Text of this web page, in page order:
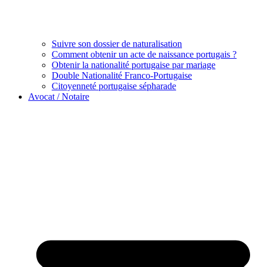
Suivre son dossier de naturalisation
Comment obtenir un acte de naissance portugais ?
Obtenir la nationalité portugaise par mariage
Double Nationalité Franco-Portugaise
Citoyenneté portugaise sépharade
Avocat / Notaire